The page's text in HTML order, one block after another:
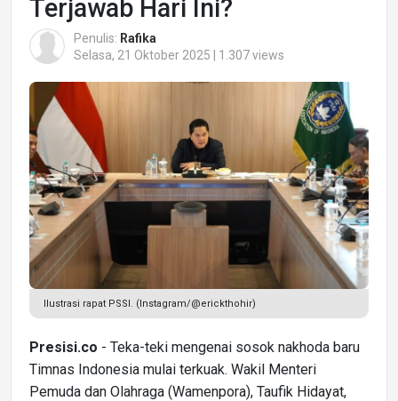
Terjawab Hari Ini?
Penulis: Rafika
Selasa, 21 Oktober 2025 | 1.307 views
Ilustrasi rapat PSSI. (Instagram/@erickthohir)
Presisi.co - Teka-teki mengenai sosok nakhoda baru
Timnas Indonesia mulai terkuak. Wakil Menteri
Pemuda dan Olahraga (Wamenpora), Taufik Hidayat,